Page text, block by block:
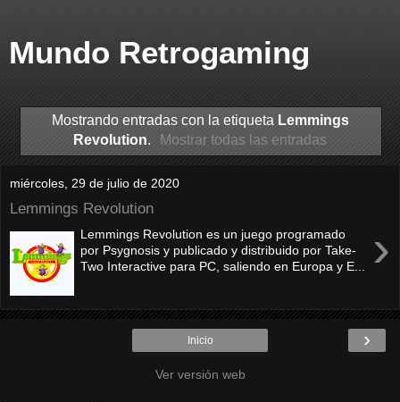
Mundo Retrogaming
Mostrando entradas con la etiqueta Lemmings
Revolution. Mostrar todas las entradas
miércoles, 29 de julio de 2020
Lemmings Revolution
›
Lemmings Revolution es un juego programado
por Psygnosis y publicado y distribuido por Take-
Two Interactive para PC, saliendo en Europa y E...
›
Inicio
Ver versión web